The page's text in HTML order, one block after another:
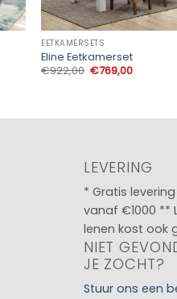
EETKAMERSETS
Eline Eetkamerset
€922,00 Oorspronkelijke
prijs
€769,00Huidige
LEVERING
* Gratis
vanaf €1000 **
lenen kost ook
NIET
JE ZOCHT?
Stuur ons een